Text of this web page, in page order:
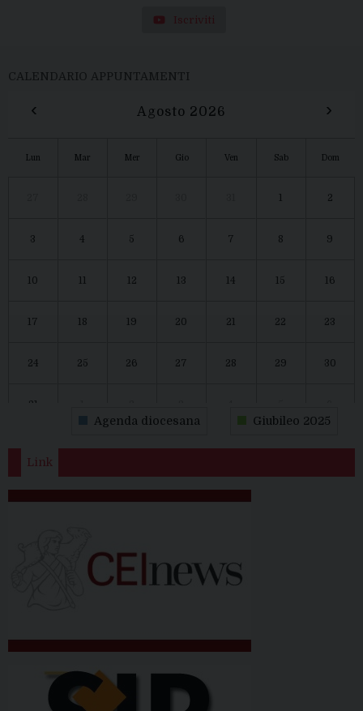
Iscriviti
CALENDARIO APPUNTAMENTI
‹ Agosto 2026 ›
Lun Mar Mer Gio Ven Sab Dom
2
3 4 5 6 7 8 9
10 12 13 14 15 16
17 18 19 20 21 22 23
24 25 26 27 28 29 30
31
Agenda diocesana Giubileo 2025
Link